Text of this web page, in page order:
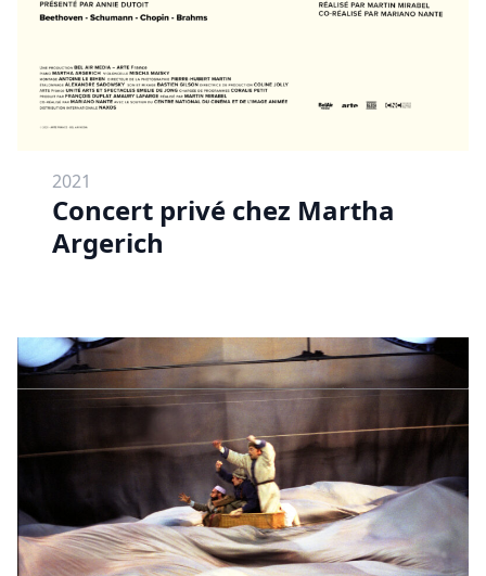
2021
Concert privé chez Martha
Argerich